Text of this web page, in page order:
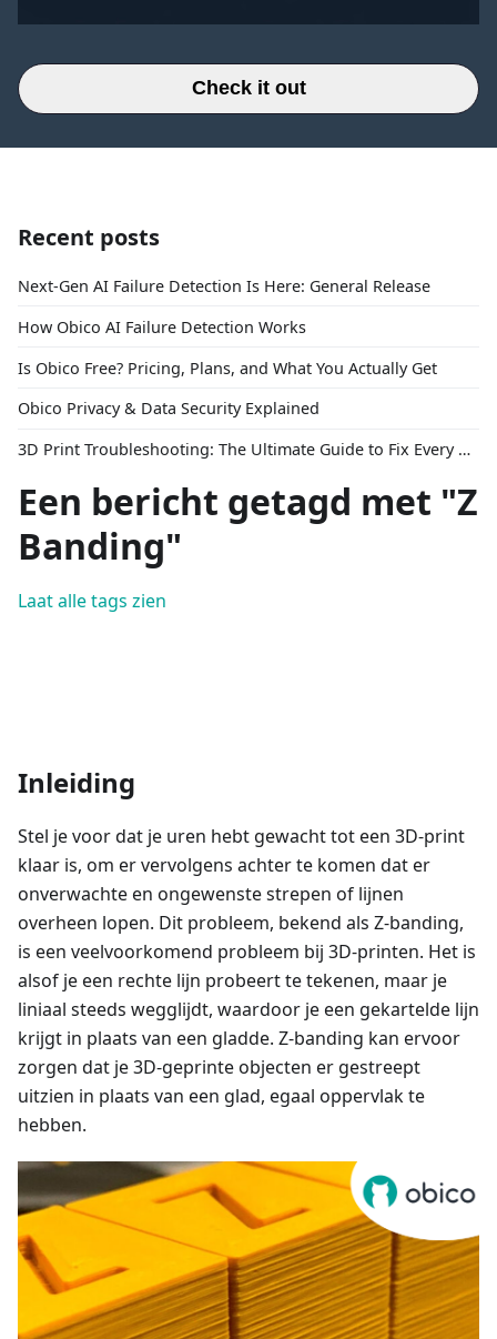
Check it out
Recent posts
Next-Gen AI Failure Detection Is Here: General Release
How Obico AI Failure Detection Works
Is Obico Free? Pricing, Plans, and What You Actually Get
Obico Privacy & Data Security Explained
3D Print Troubleshooting: The Ultimate Guide to Fix Every Common Problem [2026]
Een bericht getagd met "Z
Banding"
Laat alle tags zien
Inleiding
Stel je voor dat je uren hebt gewacht tot een 3D-print
klaar is, om er vervolgens achter te komen dat er
onverwachte en ongewenste strepen of lijnen
overheen lopen. Dit probleem, bekend als Z-banding,
is een veelvoorkomend probleem bij 3D-printen. Het is
alsof je een rechte lijn probeert te tekenen, maar je
liniaal steeds wegglijdt, waardoor je een gekartelde lijn
krijgt in plaats van een gladde. Z-banding kan ervoor
zorgen dat je 3D-geprinte objecten er gestreept
uitzien in plaats van een glad, egaal oppervlak te
hebben.